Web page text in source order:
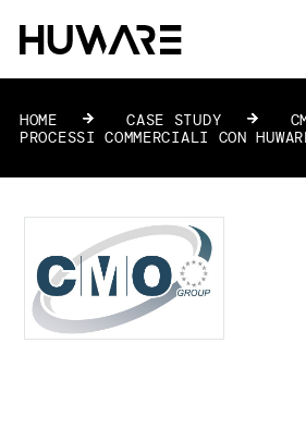
HOME » CASE STUDY »
PROCESSI COMMERCIALI CON